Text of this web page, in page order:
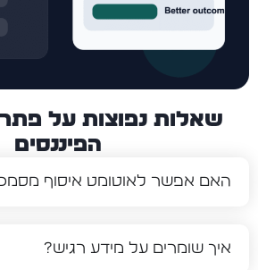
שאלות נפוצות על
הפיננסים
האם אפשר לאוטומט איסוף
איך שומרים על מידע רגיש?